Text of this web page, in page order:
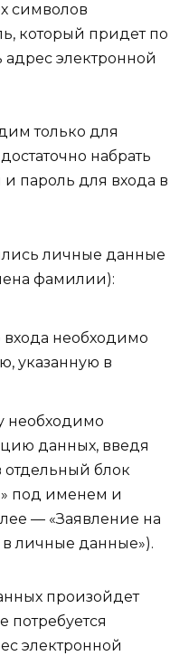
символов
который придет по
электронной
только для
набрать
пароль для входа в
личные данные
фамилии):
необходимо
указанную в
необходимо
данных, введя
блок
под именем и
— «Заявление на
личные данные»).
произойдет
потребуется
электронной